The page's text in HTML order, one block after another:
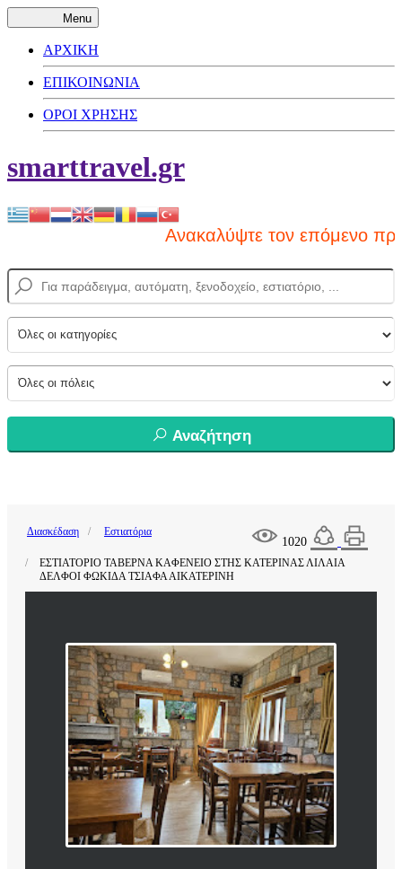
Menu
ΑΡΧΙΚΗ
ΕΠΙΚΟΙΝΩΝΙΑ
ΟΡΟΙ ΧΡΗΣΗΣ
smarttravel.gr
Ανακαλύψτε τον επόμενο
Αναζήτηση
1020
Διασκέδαση Εστιατόρια
ΕΣΤΙΑΤΟΡΙΟ ΤΑΒΕΡΝΑ ΚΑΦΕΝΕΙΟ ΣΤΗΣ ΚΑΤΕΡΙΝΑΣ ΛΙΛΑΙΑ
ΔΕΛΦΟΙ ΦΩΚΙΔΑ ΤΣΙΑΦΑ ΑΙΚΑΤΕΡΙΝΗ